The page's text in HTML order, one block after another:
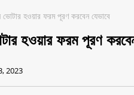
হওয়ার ফরম পূরণ করবেন যেভাবে
হওয়ার ফরম পূরণ
2023